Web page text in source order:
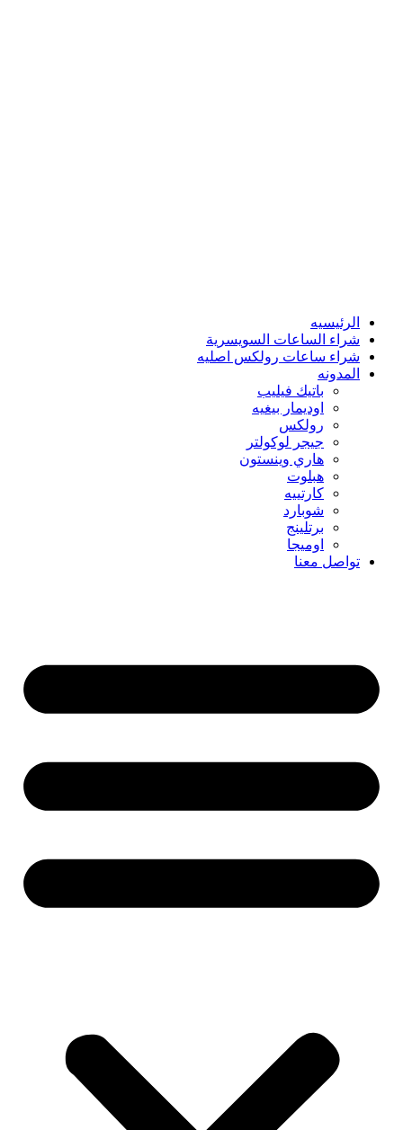
الرئيسيه
شراء الساعات السويسرية
شراء ساعات رولكس اصليه
المدونه
باتيك فيليب
اوديمار بيغيه
رولكس
جيجر لوكولتر
هاري وينستون
هبلوت
كارتييه
شوبارد
برتلينج
اوميجا
تواصل معنا